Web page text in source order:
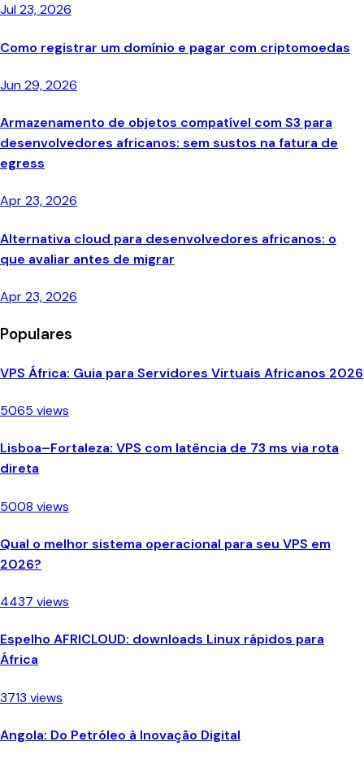
Jul 23, 2026
Como registrar um domínio e pagar com criptomoedas
Jun 29, 2026
Armazenamento de objetos compatível com S3 para
desenvolvedores africanos: sem sustos na fatura de
egress
Apr 23, 2026
Alternativa cloud para desenvolvedores africanos: o
que avaliar antes de migrar
Apr 23, 2026
Populares
VPS África: Guia para Servidores Virtuais Africanos 2026
5065 views
Lisboa–Fortaleza: VPS com latência de 73 ms via rota
direta
5008 views
Qual o melhor sistema operacional para seu VPS em
2026?
4437 views
Espelho AFRICLOUD: downloads Linux rápidos para
África
3713 views
Angola: Do Petróleo à Inovação Digital